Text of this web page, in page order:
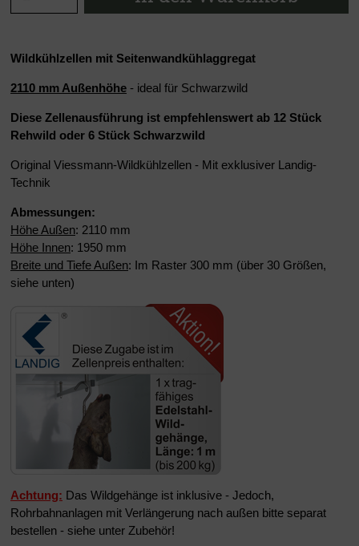
Wildkühlzellen mit Seitenwandkühlaggregat
2110 mm Außenhöhe - ideal für Schwarzwild
Diese Zellenausführung ist empfehlenswert ab 12 Stück
Rehwild oder 6 Stück Schwarzwild
Original Viessmann-Wildkühlzellen - Mit exklusiver Landig-
Technik
Abmessungen:
Höhe Außen: 2110 mm
Höhe Innen: 1950 mm
Breite und Tiefe Außen: Im Raster 300 mm (über 30 Größen,
siehe unten)
Achtung: Das Wildgehänge ist inklusive - Jedoch,
Rohrbahnanlagen mit Verlängerung nach außen bitte separat
bestellen - siehe unter Zubehör!